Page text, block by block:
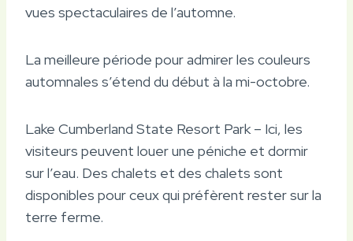
vues spectaculaires de l’automne.
La meilleure période pour admirer les couleurs
automnales s’étend du début à la mi-octobre.
Lake Cumberland State Resort Park – Ici, les
visiteurs peuvent louer une péniche et dormir
sur l’eau. Des chalets et des chalets sont
disponibles pour ceux qui préfèrent rester sur la
terre ferme.